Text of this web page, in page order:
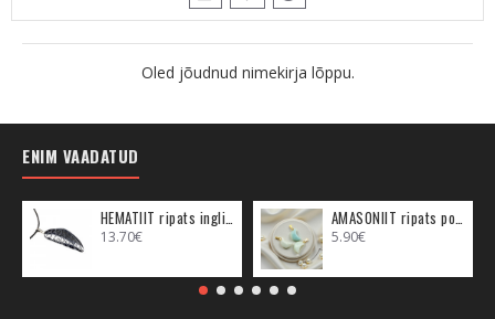
Oled jõudnud nimekirja lõppu.
ENIM VAADATUD
13.70€ 5.90€